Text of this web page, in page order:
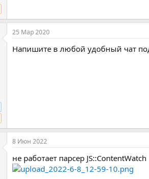
25 Мар 2020
Напишите в любой удобный чат
8 Июн 2022
не работает парсер JS::ContentWatch